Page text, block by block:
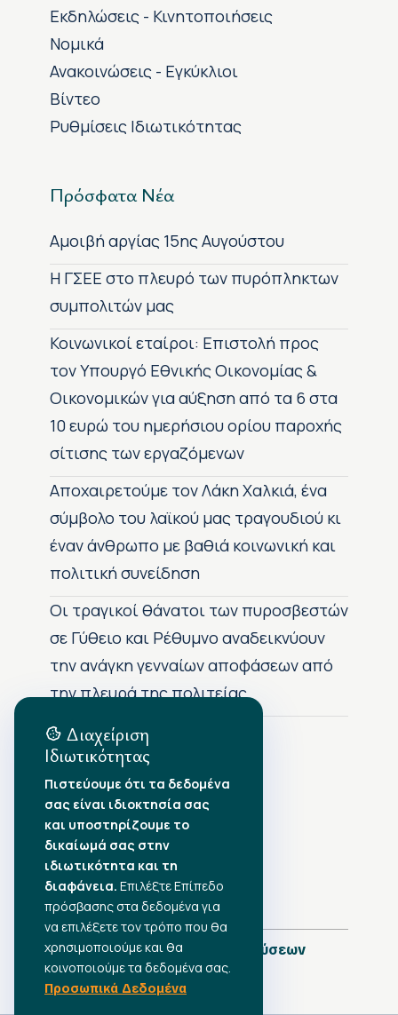
Εκδηλώσεις - Κινητοποιήσεις
Νομικά
Ανακοινώσεις - Εγκύκλιοι
Βίντεο
Ρυθμίσεις Ιδιωτικότητας
Πρόσφατα Νέα
Αμοιβή αργίας 15ης Αυγούστου
H ΓΣΕΕ στο πλευρό των πυρόπληκτων
συμπολιτών μας
Κοινωνικοί εταίροι: Επιστολή προς
τον Υπουργό Εθνικής Οικονομίας &
Οικονομικών για αύξηση από τα 6 στα
10 ευρώ του ημερήσιου ορίου παροχής
σίτισης των εργαζόμενων
Αποχαιρετούμε τον Λάκη Χαλκιά, ένα
σύμβολο του λαϊκού μας τραγουδιού κι
έναν άνθρωπο με βαθιά κοινωνική και
πολιτική συνείδηση
Οι τραγικοί θάνατοι των πυροσβεστών
σε Γύθειο και Ρέθυμνο αναδεικνύουν
την ανάγκη γενναίων αποφάσεων από
την πλευρά της πολιτείας
Αρχείο Δημοσιεύσεων
•Αύγουστος 2026
•Ιούλιος 2026
•Ιούνιος 2026
•Μάιος 2026
•Απρίλιος 2026
•Μάρτιος 2026
Πλήρες Ημερολόγιο Δημοσιεύσεων
Διαχείριση
Ιδιωτικότητας
Πιστεύουμε ότι τα δεδομένα
σας είναι ιδιοκτησία σας
και υποστηρίζουμε το
δικαίωμά σας στην
ιδιωτικότητα και τη
διαφάνεια. Επιλέξτε Επίπεδο
πρόσβασης στα δεδομένα για
να επιλέξετε τον τρόπο που θα
χρησιμοποιούμε και θα
κοινοποιούμε τα δεδομένα σας.
Προσωπικά Δεδομένα